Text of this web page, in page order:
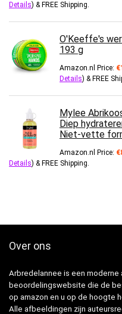
Details) & FREE Shipping.
O'Keeffe's
193 g
Amazon.nl Price: €
Details) & FREE
Mylee
Diep
Niet-vette
Amazon.nl Price: €
Details) & FREE Shipping.
Over ons
Arbredelannee is een
beoordelingswebsite die de
op amazon en u op de hoogte
Alle afbeeldingen zijn